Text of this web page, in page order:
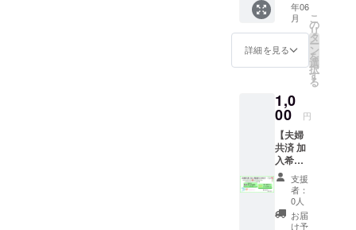
『株式会社
ティブファ
クリエイ
ティブな仕
事に多く携
わってまい
りました。
しかしその
後、様々な
真心を
込めた
お礼
メール
をお届
けいた
す。 ・
進行状
況メー
ル (不必
要の場
合は、
お伝え
くださ
い。)
(この夫
婦共済
年06
月
詳細を見る
こ
の
リ
タ
ー
ン
を
選
択
す
る
1,0
00 円
【夫婦
共済 加
入希望
の方向
け】
〔クラ
ウド
ファン
支援
者：
0人
お届
け予